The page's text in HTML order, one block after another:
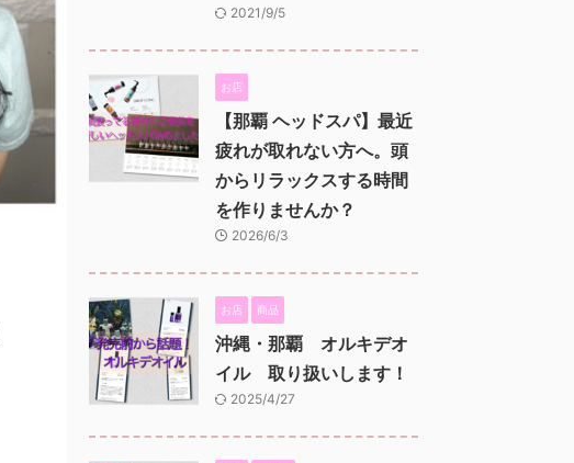
2021/9/5
お店
【那覇 ヘッドスパ】最近
疲れが取れない方へ。頭
からリラックスする時間
を作りませんか？
2026/6/3
お店 商品
沖縄・那覇 オルキデオ
イル 取り扱いします！
2025/4/27